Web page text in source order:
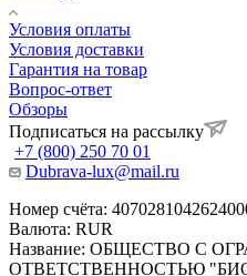
Условия оплаты
Условия доставки
Гарантия на товар
Вопрос-ответ
Обзоры
Подписаться на рассылку
+7 (800) 250 70 01
Dubrava-lux@mail.ru
Номер счёта:
Валюта: RUR
Название: ОБЩЕСТВО С
ОТВЕТСТВЕННОСТЬЮ